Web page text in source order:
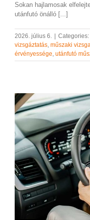
Sokan hajlamosak
utánfutó önálló [...]
2026. július 6. | Categories:
vizsgáztatás műszaki vizsga
érvényessége utánfutó